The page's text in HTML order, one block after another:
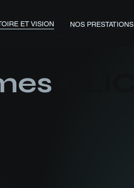
ET VISION NOS PRESTATIONS